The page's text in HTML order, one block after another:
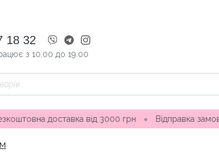
18 32
з 10.00 до 19.00
від 3000 грн∘Відправка замовлення 1-